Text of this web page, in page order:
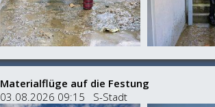
Materialflüge auf die Festung
03.08.2026 09:15 S-Stadt